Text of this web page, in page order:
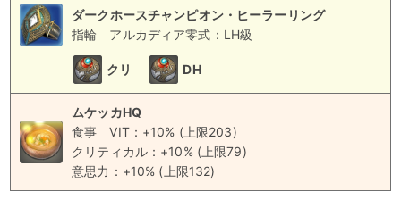
ダークホースチャンピオン・ヒーラーリング
指輪
アルカディア零式：LH級
クリ DH
ムケッカHQ
食事
VIT：+10% (上限203)
クリティカル：+10% (上限79)
意思力：+10% (上限132)